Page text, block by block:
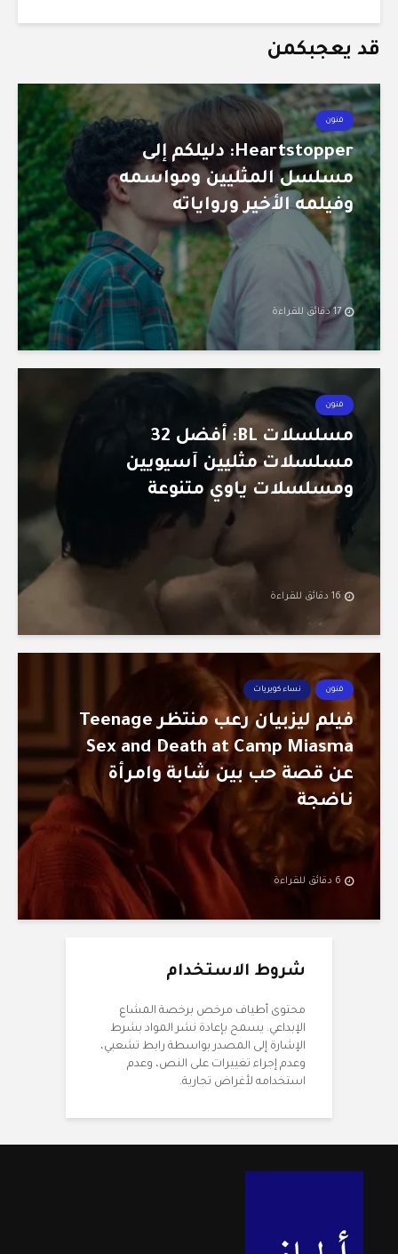
قد يعجبكمن
فنون
Heartstopper: دليلكم إلى
مسلسل المثليين ومواسمه
وفيلمه الأخير ورواياته
17 دقائق للقراءة
فنون
مسلسلات BL: أفضل 32
مسلسلات مثليين آسيويين
ومسلسلات ياوي متنوعة
16 دقائق للقراءة
فنون نساء كويريات
فيلم ليزبيان رعب منتظر Teenage
Sex and Death at Camp Miasma
عن قصة حب بين شابة وامرأة
ناضجة
6 دقائق للقراءة
شروط الاستخدام
محتوى أطياف مرخص برخصة المشاع
الإبداعي. يسمح بإعادة نشر المواد بشرط
الإشارة إلى المصدر بواسطة رابط تشعبي،
وعدم إجراء تغييرات على النص، وعدم
استخدامه لأغراض تجارية.